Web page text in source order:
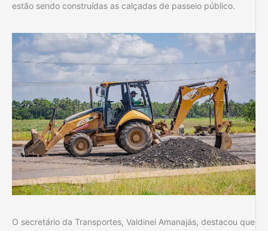
estão sendo construídas as calçadas de passeio público.
O secretário da Transportes, Valdinei Amanajás, destacou que